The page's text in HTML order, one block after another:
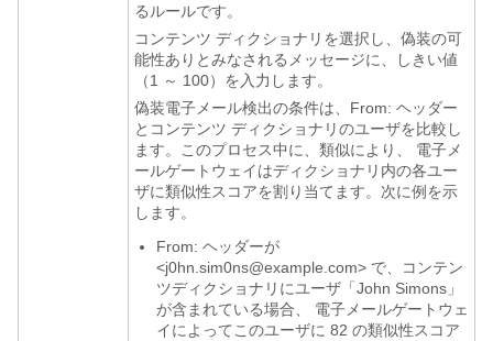
るルールです。
コンテンツ ディクショナリを選択し、偽装の可
能性ありとみなされるメッセージに、しきい値
（1 ～ 100）を入力します。
偽装電子メール検出の条件は、From: ヘッダー
とコンテンツ ディクショナリのユーザを比較し
ます。このプロセス中に、類似により、 電子メ
ールゲートウェイはディクショナリ内の各ユー
ザに類似性スコアを割り当てます。次に例を示
します。
From: ヘッダーが
<j0hn.sim0ns@example.com> で、コンテン
ツディクショナリにユーザ「John Simons」
が含まれている場合、 電子メールゲートウェ
イによってこのユーザに 82 の類似性スコア